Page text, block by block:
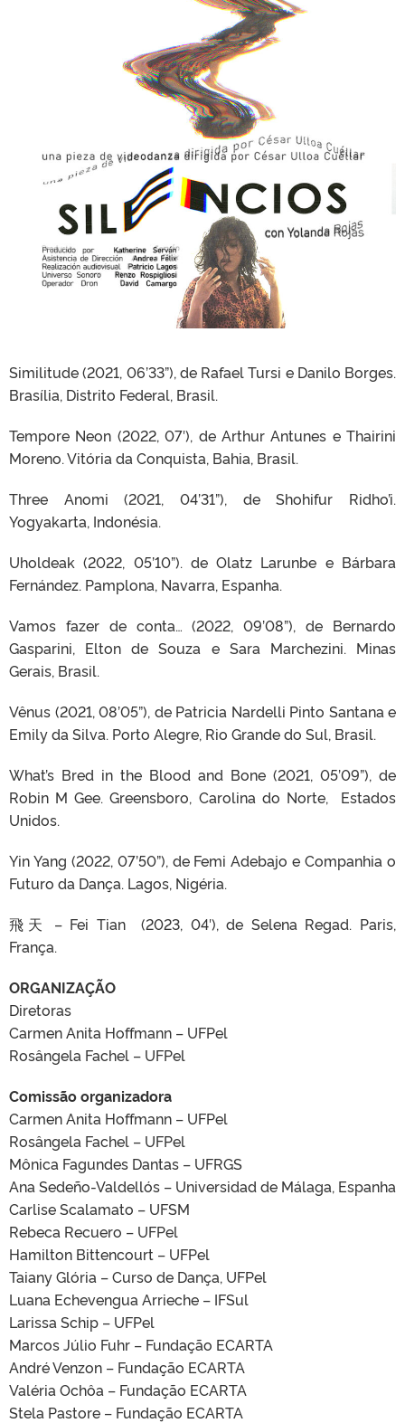
Similitude (2021, 06’33”), de Rafael Tursi e Danilo Borges.
Brasília, Distrito Federal, Brasil.
Tempore Neon (2022, 07′), de Arthur Antunes e Thairini
Moreno. Vitória da Conquista, Bahia, Brasil.
Three Anomi (2021, 04’31”), de Shohifur Ridho’i.
Yogyakarta, Indonésia.
Uholdeak (2022, 05’10”). de Olatz Larunbe e Bárbara
Fernández. Pamplona, Navarra, Espanha.
Vamos fazer de conta… (2022, 09’08”), de Bernardo
Gasparini, Elton de Souza e Sara Marchezini. Minas
Gerais, Brasil.
Vênus (2021, 08’05”), de Patricia Nardelli Pinto Santana e
Emily da Silva. Porto Alegre, Rio Grande do Sul, Brasil.
What’s Bred in the Blood and Bone (2021, 05’09”), de
Robin M Gee. Greensboro, Carolina do Norte, Estados
Unidos.
Yin Yang (2022, 07’50”), de Femi Adebajo e Companhia o
Futuro da Dança. Lagos, Nigéria.
飛天 – Fei Tian (2023, 04′), de Selena Regad. Paris,
França.
ORGANIZAÇÃO
Diretoras
Carmen Anita Hoffmann – UFPel
Rosângela Fachel – UFPel
Comissão organizadora
Carmen Anita Hoffmann – UFPel
Rosângela Fachel – UFPel
Mônica Fagundes Dantas – UFRGS
Ana Sedeño-Valdellós – Universidad de Málaga, Espanha
Carlise Scalamato – UFSM
Rebeca Recuero – UFPel
Hamilton Bittencourt – UFPel
Taiany Glória – Curso de Dança, UFPel
Luana Echevengua Arrieche – IFSul
Larissa Schip – UFPel
Marcos Júlio Fuhr – Fundação ECARTA
André Venzon – Fundação ECARTA
Valéria Ochôa – Fundação ECARTA
Stela Pastore – Fundação ECARTA